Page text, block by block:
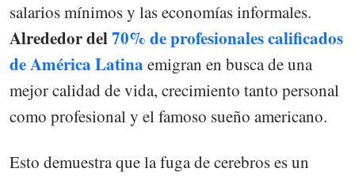
salarios mínimos y las economías informales.
Alrededor del70% de profesionales calificados
de América Latina emigran en busca de una
mejor calidad de vida, crecimiento tanto personal
como profesional y el famoso sueño americano.
Esto demuestra que la fuga de cerebros es un